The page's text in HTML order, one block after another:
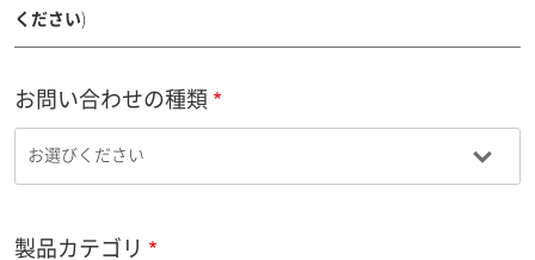
ください)
お問い合わせの種類
製品カテゴリ